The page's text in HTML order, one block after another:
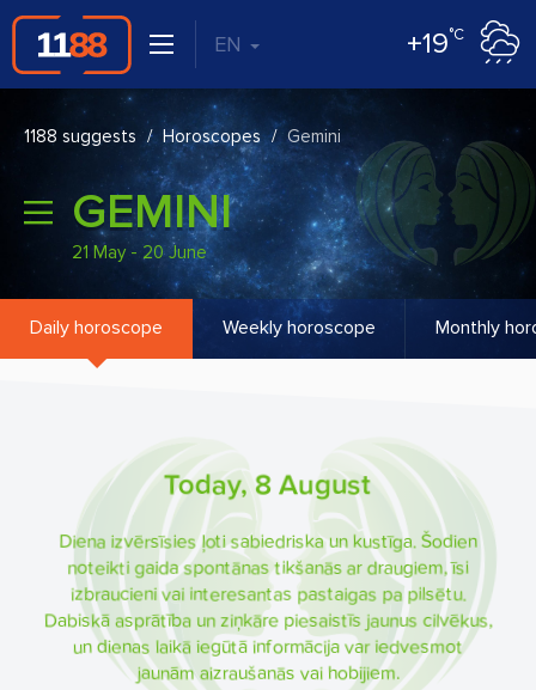
EN +19°C
1188 suggests Horoscopes Gemini
GEMINI
21 May - 20 June
Daily horoscope Weekly horoscope Monthly
Today, 8 August
Diena izvērsīsies ļoti sabiedriska un kustīga. Šodien
noteikti gaida spontānas tikšanās ar draugiem, īsi
izbraucieni vai interesantas pastaigas pa pilsētu.
Dabiskā asprātība un ziņkāre piesaistīs jaunus cilvēkus,
un dienas laikā iegūtā informācija var iedvesmot
jaunām aizraušanās vai hobijiem.